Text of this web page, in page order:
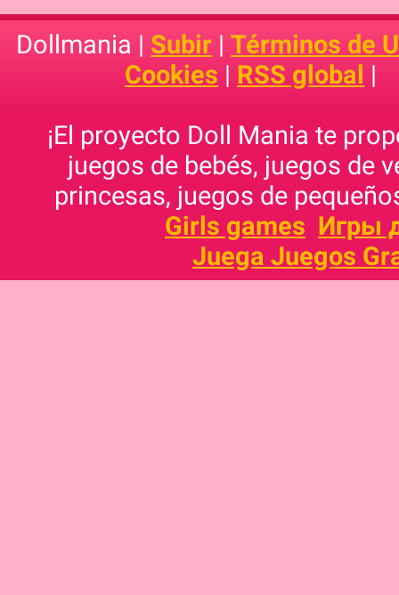
Dollmania | Subir |Términos de
Cookies | RSS global |
¡El proyecto Doll Mania te
juegos de bebés, juegos de
princesas, juegos de
Girls games Игры
Juega Juegos